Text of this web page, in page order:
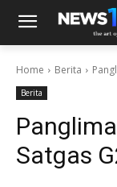
Home Berita
Berita
Satgas